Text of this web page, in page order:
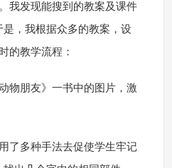
我发现能搜到的教案及课件
，我根据众多的教案，设
的教学流程：
物朋友》一书中的图片，激
了多种手法去促使学生牢记